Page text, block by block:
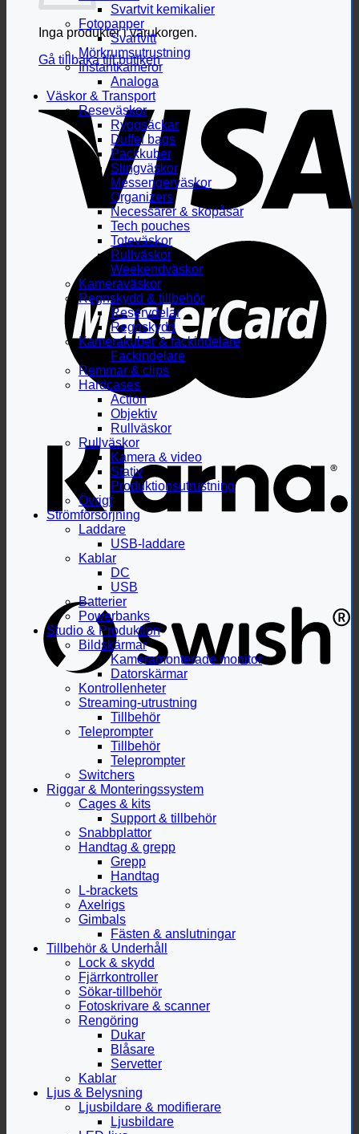
Inga produkter i varukorgen.
Gå tillbaka till butiken
Svartvit kemikalier
Fotopapper
Svartvitt
Mörkrumsutrustning
Instantkameror
Analoga
Väskor & Transport
Reseväskor
Ryggsäckar
Duffel bags
Packkuber
Slingväskor
Messengerväskor
Organizers
Necessärer & skopåsar
Tech pouches
Toteväskor
Rullväskor
Weekendväskor
Kameraväskor
Regnskydd & tillbehör
Reservdelar
Regnskydd
Kamerakuber & fackindelare
Fackindelare
Remmar & clips
Hardcases
Action
Objektiv
Rullväskor
Rullväskor
Kamera & video
Stativ
Produktionsutrustning
Övrigt
Strömförsörjning
Laddare
USB-laddare
Kablar
DC
USB
Batterier
Powerbanks
Studio & Produktion
Bildskärmar
Kameramonterade monitor
Datorskärmar
Kontrollenheter
Streaming-utrustning
Tillbehör
Teleprompter
Tillbehör
Teleprompter
Switchers
Riggar & Monteringssystem
Cages & kits
Support & tillbehör
Snabbplattor
Handtag & grepp
Grepp
Handtag
L-brackets
Axelrigs
Gimbals
Fästen & anslutningar
Tillbehör & Underhåll
Lock & skydd
Fjärrkontroller
Sökar-tillbehör
Fotoskrivare & scanner
Rengöring
Dukar
Blåsare
Servetter
Kablar
Ljus & Belysning
Ljusbildare & modifierare
Ljusbildare